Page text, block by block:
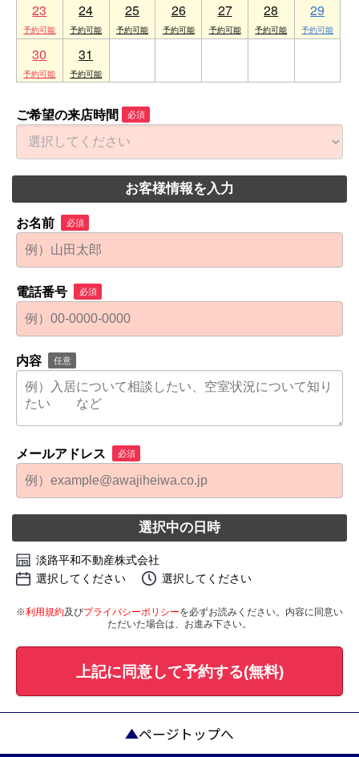
23 24 25 26 27 28 29
30 31
ご希望の来店時間 必須
お客様情報を入力
お名前 必須
電話番号 必須
内容 任意
メールアドレス 必須
選択中の日時
淡路平和不動産株式会社
選択してください
選択してください
※利用規約及びプライバシーポリシーを必ずお読みください。内容に同意い
ただいた場合は、お進み下さい。
上記に同意して予約する(無料)
ページトップへ